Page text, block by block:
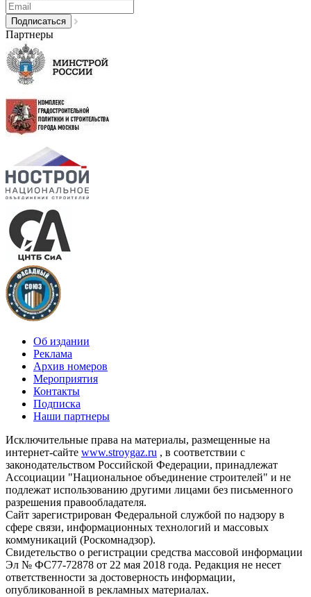
Партнеры
Об издании
Реклама
Архив номеров
Мероприятия
Контакты
Подписка
Наши партнеры
Исключительные права на материалы, размещенные на
интернет-сайте www.stroygaz.ru , в соответствии с
законодательством Российской Федерации, принадлежат
Ассоциации "Национальное объединение строителей" и не
подлежат использованию другими лицами без письменного
разрешения правообладателя.
Сайт зарегистрирован Федеральной службой по надзору в
сфере связи, информационных технологий и массовых
коммуникаций (Роскомнадзор).
Свидетельство о регистрации средства массовой информации
Эл № ФС77-72878 от 22 мая 2018 года. Редакция не несет
ответственности за достоверность информации,
опубликованной в рекламных материалах.